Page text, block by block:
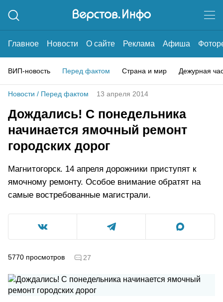
Главное Новости О сайте Реклама Афиша
ВИП-новость Перед фактом Страна и мир Дежурная
Новости / Перед фактом 13 апреля 2014
Дождались! С понедельника
начинается ямочный ремонт
городских дорог
Магнитогорск. 14 апреля дорожники приступят к
ямочному ремонту. Особое внимание обратят на
самые востребованные магистрали.
5770 просмотров 27